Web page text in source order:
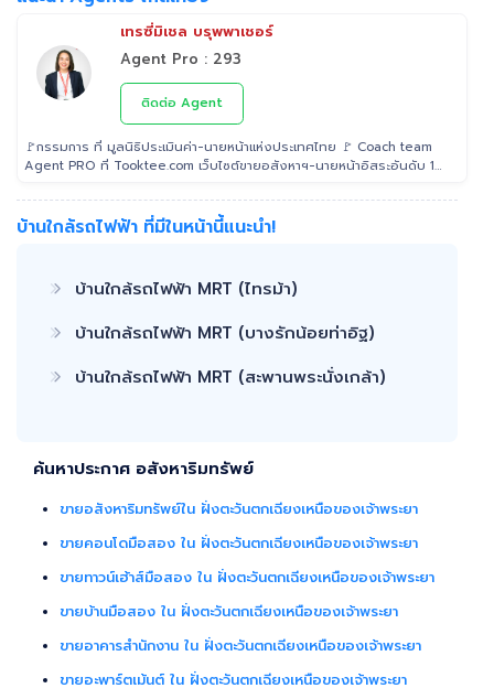
เทรซี่มิเชล บรุพพาเชอร์
Agent Pro : 293
ติดต่อ Agent
🚩กรรมการ ที่ มูลนิธิประเมินค่า-นายหน้าแห่งประเทศไทย 🚩 Coach team
Agent PRO ที่ Tooktee.com เว็บไซต์ขายอสังหาฯ-นายหน้าอิสระอันดับ 1
5 🚩 เป็นวิทยากรบรรยาย "นายหน้า" อสังหาริมทรัพย์ ที่ โรงเรียนธุรกิจ
อสังหาริมทรัพย์ไทย 🚩 Property Consultant ที่ Tooktee ขาย-ซื้อ บ้าน
บ้านใกล้รถไฟฟ้า ที่มีในหน้านี้แนะนำ!
บ้านใกล้รถไฟฟ้า MRT (ไทรม้า)
บ้านใกล้รถไฟฟ้า MRT (บางรักน้อยท่าอิฐ)
บ้านใกล้รถไฟฟ้า MRT (สะพานพระนั่งเกล้า)
ค้นหาประกาศ อสังหาริมทรัพย์
ขายอสังหาริมทรัพย์ใน ฝั่งตะวันตกเฉียงเหนือของเจ้าพระยา
ขายคอนโดมือสอง ใน ฝั่งตะวันตกเฉียงเหนือของเจ้าพระยา
ขายทาวน์เฮ้าส์มือสอง ใน ฝั่งตะวันตกเฉียงเหนือของเจ้าพระยา
ขายบ้านมือสอง ใน ฝั่งตะวันตกเฉียงเหนือของเจ้าพระยา
ขายอาคารสำนักงาน ใน ฝั่งตะวันตกเฉียงเหนือของเจ้าพระยา
ขายอะพาร์ตเม้นต์ ใน ฝั่งตะวันตกเฉียงเหนือของเจ้าพระยา